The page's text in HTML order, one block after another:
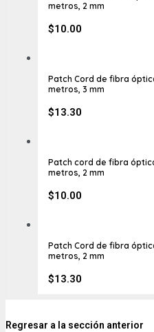
metros, 2 mm
$10.00
Patch Cord de fibra
metros, 3 mm
$13.30
Patch cord de fibra
metros, 2 mm
$10.00
Patch Cord de fibra
metros, 2 mm
$13.30
Regresar a la sección anterior